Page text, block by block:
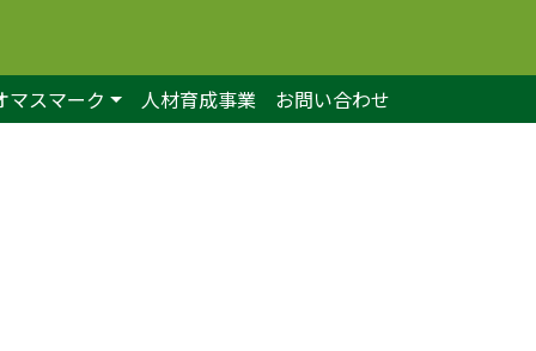
マスマーク 人材育成事業 お問い合わせ